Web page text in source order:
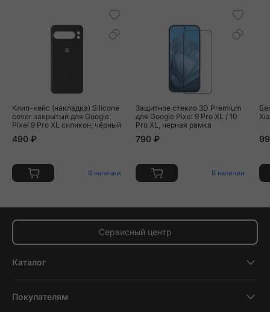
Клип-кейс (накладка) Silicone
cover закрытый для Google
Pixel 9 Pro XL силикон, чёрный
490 ₽
В наличии
Защитное стекло 3D Premium
для Google Pixel 9 Pro XL / 10
Pro XL, черная рамка
790 ₽
В наличии
Сервисный центр
Каталог
Планшеты
Покупателям